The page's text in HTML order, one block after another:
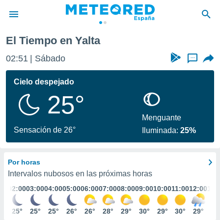
de
por
se
calidad.
a este
las
y
forma
digital
basada
El Tiempo en Yalta
02:51 Sábado ...
Cielo despejado
25°
Sensación de 26°
Menguante
Iluminada:25%
Por horas
Intervalos nubosos en las próximas horas
02:00
25°
03:00
25°
04:00
25°
05:00
26°
06:00
26°
07:00
28°
08:00
29°
09:00
30°
10:00
29°
11:00
30°
12:00
29°